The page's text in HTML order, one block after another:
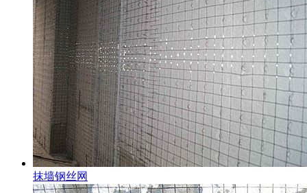
抹墙钢丝网